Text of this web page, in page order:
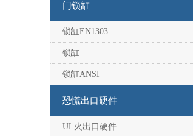
门锁缸
锁缸EN1303
锁缸
锁缸ANSI
恐慌出口硬件
UL火出口硬件